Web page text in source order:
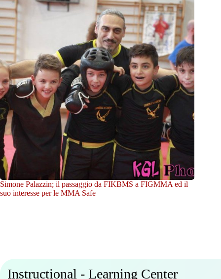
Simone Palazzin; il passaggio da FIKBMS a FIGMMA ed il
suo interesse per le MMA Safe
Instructional - Learning Center